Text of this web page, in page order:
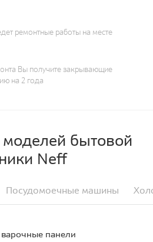
ремонтные работы на месте
Вы получите закрывающие
на 2 года
моделей бытовой
Neff
Посудомоечные машины
панели